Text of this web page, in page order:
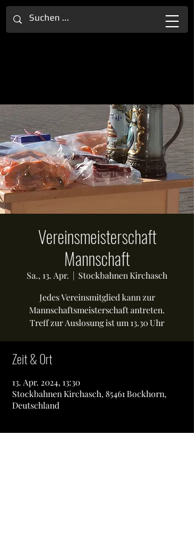
Vereinsmeisterschaft
Mannschaft
Sa., 13. Apr.
  |
Stockbahnen Kirchasch
Jedes Vereinsmitglied kann zur
Mannschaftsmeisterschaft antreten.
Treff zur Auslosung ist um 13.30 Uhr
Zeit & Ort
13. Apr. 2024, 13:30
Stockbahnen Kirchasch, 85461 Bockhorn,
Deutschland